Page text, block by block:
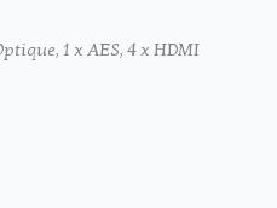
1 x AES, 4 x HDMI